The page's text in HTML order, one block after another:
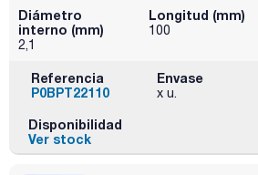
Diámetro
interno (mm)
2,1
Longitud (mm)
100
Referencia
P0BPT22110
Envase
x u.
Disponibilidad
Ver stock